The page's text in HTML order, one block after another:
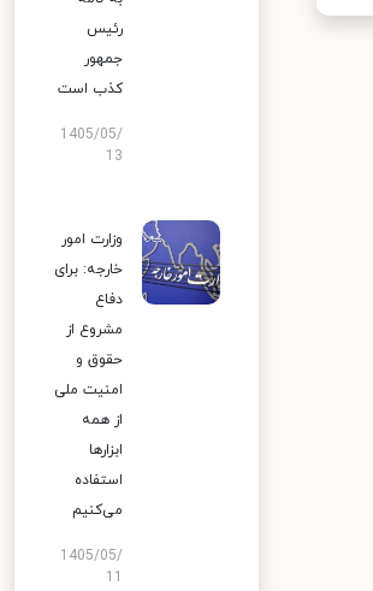
رئیس
جمهور
کذب است
1405/05/
13
وزارت امور
خارجه: برای
دفاع
مشروع از
حقوق و
امنیت ملی
از همه
ابزارها
استفاده
می‌کنیم
1405/05/